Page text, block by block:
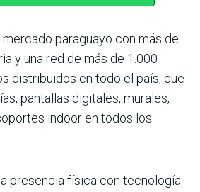
para­guayo con más de
y una red de más de 1.000
distribuidos en todo el país, que
pantallas digitales, murales,
indoor en todos los
presencia física con tecnología